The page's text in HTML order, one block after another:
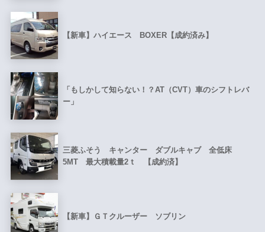
【新車】ハイエース BOXER【成約済み】
「もしかして知らない！？AT（CVT）車のシフトレバ
ー」
三菱ふそう キャンター ダブルキャブ 全低床
5MT 最大積載量2ｔ 【成約済】
【新車】ＧＴクルーザー ソブリン